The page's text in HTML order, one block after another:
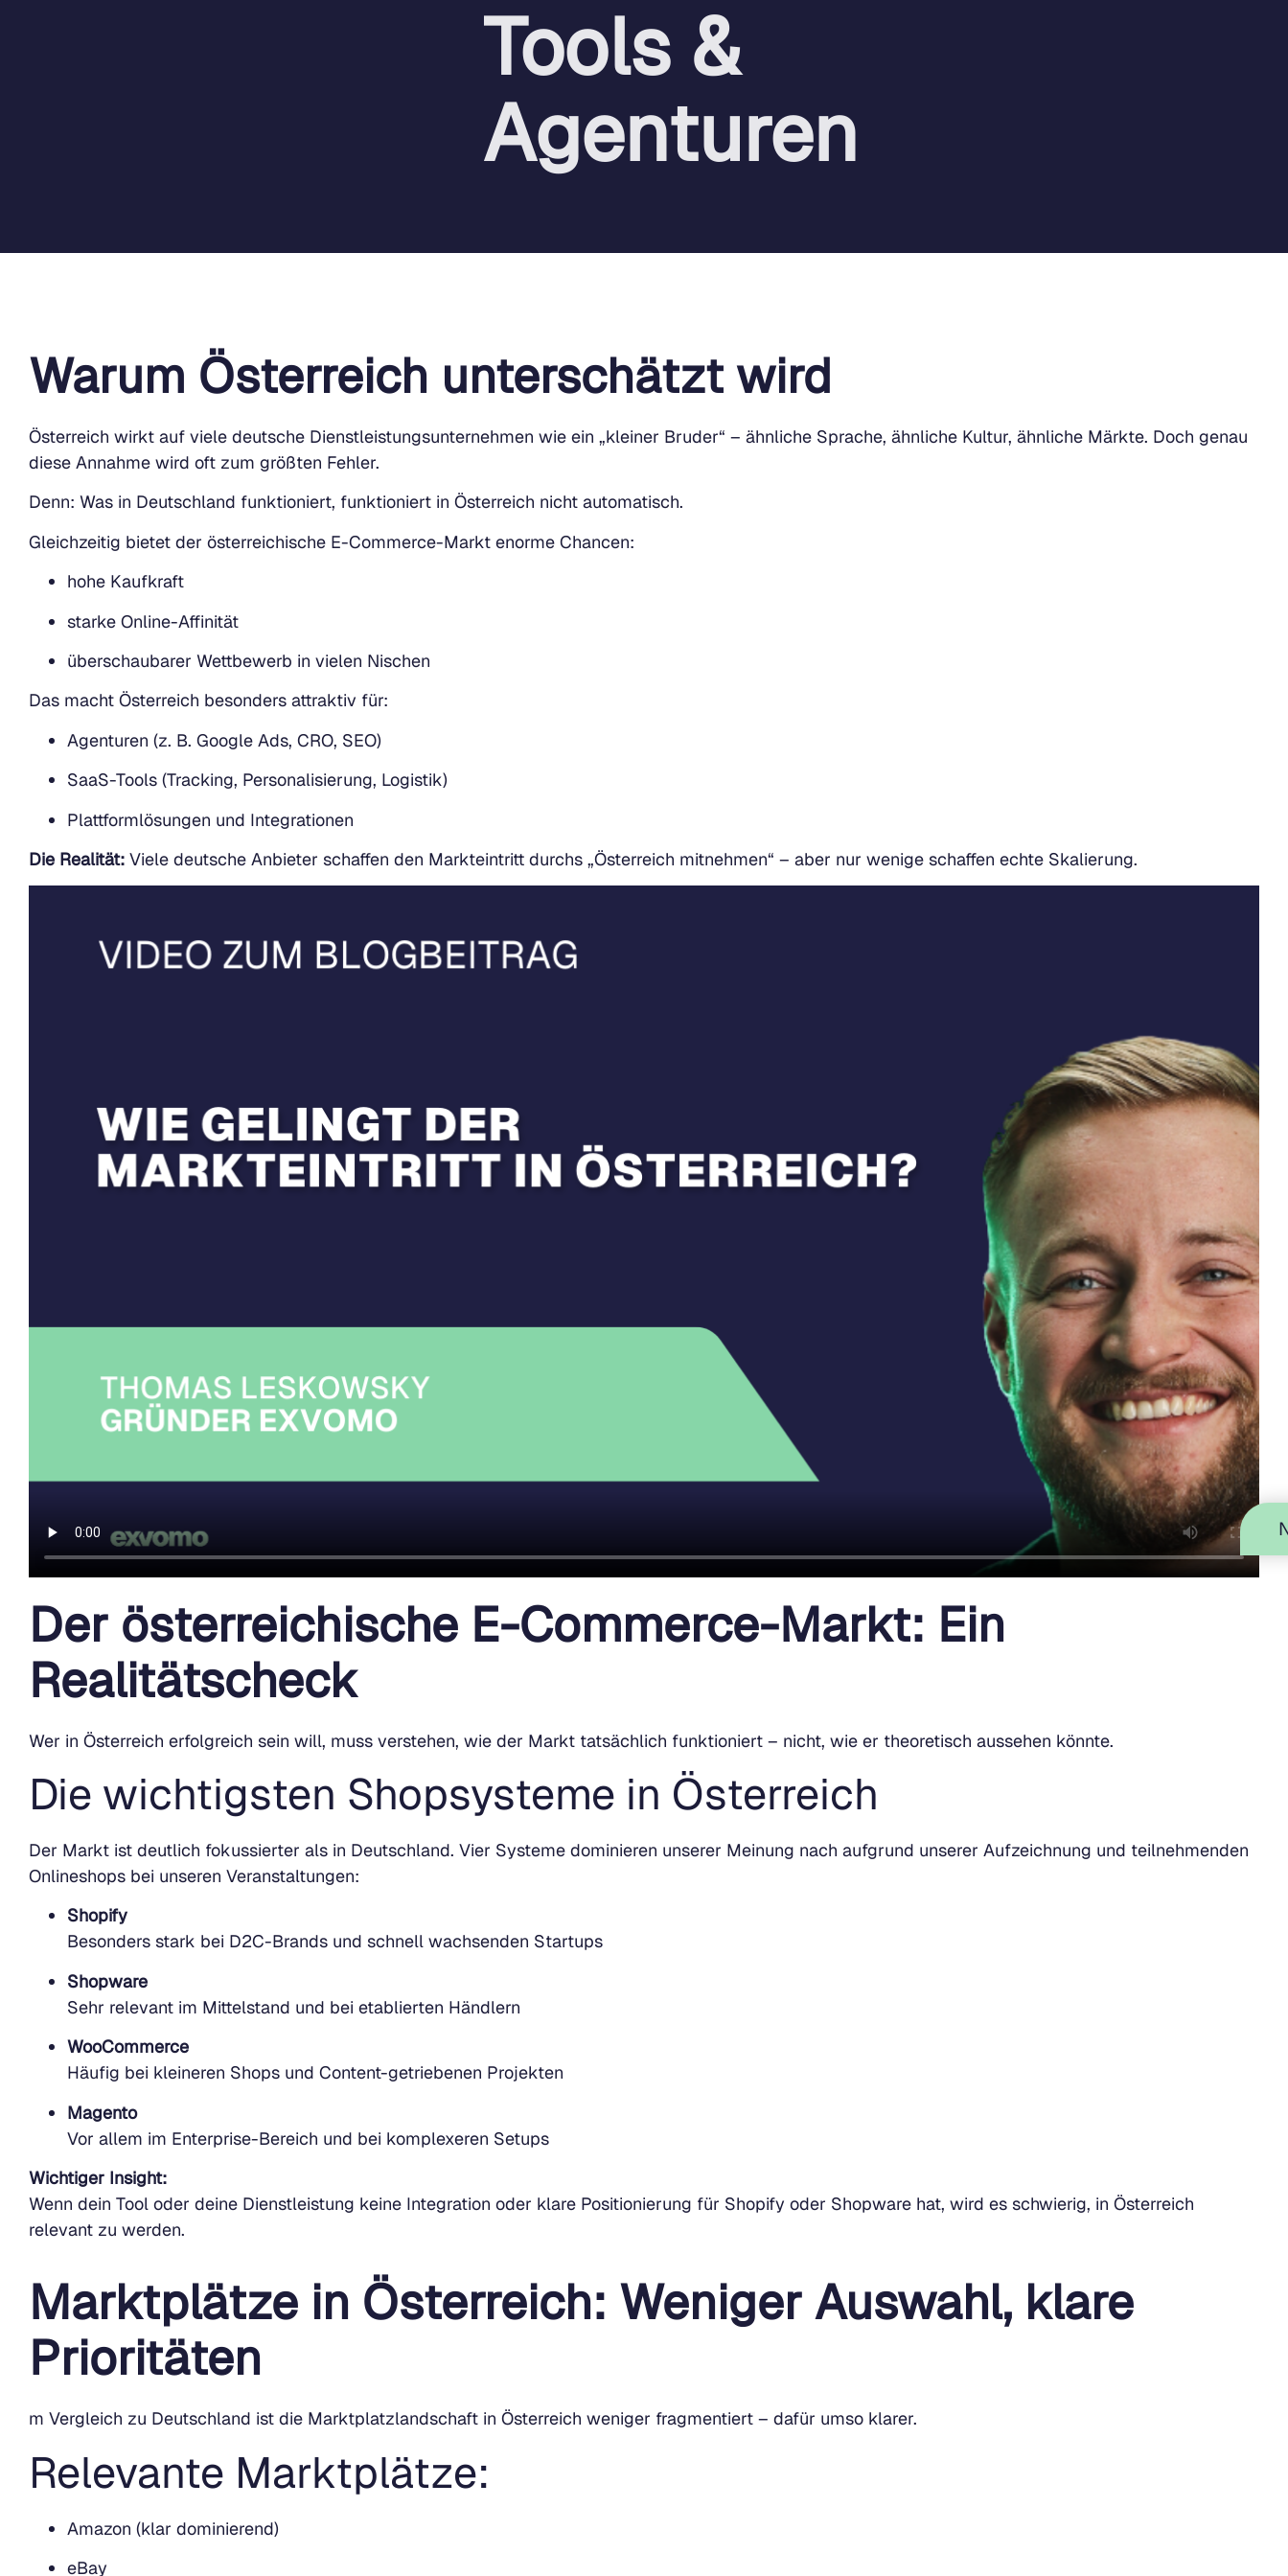
Tools &
Agenturen
Warum Österreich unterschätzt wird
Österreich wirkt auf viele deutsche Dienstleistungsunternehmen wie ein „kleiner Bruder“ – ähnliche Sprache, ähnliche Kultur, ähnliche Märkte. Doch genau
diese Annahme wird oft zum größten Fehler.
Denn: Was in Deutschland funktioniert, funktioniert in Österreich nicht automatisch.
Gleichzeitig bietet der österreichische E-Commerce-Markt enorme Chancen:
hohe Kaufkraft
starke Online-Affinität
überschaubarer Wettbewerb in vielen Nischen
Das macht Österreich besonders attraktiv für:
Agenturen (z. B. Google Ads, CRO, SEO)
SaaS-Tools (Tracking, Personalisierung, Logistik)
Plattformlösungen und Integrationen
Die Realität: Viele deutsche Anbieter schaffen den Markteintritt durchs „Österreich mitnehmen“ – aber nur wenige schaffen echte Skalierung.
Der österreichische E-Commerce-Markt: Ein
Realitätscheck
Wer in Österreich erfolgreich sein will, muss verstehen, wie der Markt tatsächlich funktioniert – nicht, wie er theoretisch aussehen könnte.
Die wichtigsten Shopsysteme in Österreich
Der Markt ist deutlich fokussierter als in Deutschland. Vier Systeme dominieren unserer Meinung nach aufgrund unserer Aufzeichnung und teilnehmenden
Onlineshops bei unseren Veranstaltungen:
Shopify
Besonders stark bei D2C-Brands und schnell wachsenden Startups
Shopware
Sehr relevant im Mittelstand und bei etablierten Händlern
WooCommerce
Häufig bei kleineren Shops und Content-getriebenen Projekten
Magento
Vor allem im Enterprise-Bereich und bei komplexeren Setups
Wichtiger Insight:
Wenn dein Tool oder deine Dienstleistung keine Integration oder klare Positionierung für Shopify oder Shopware hat, wird es schwierig, in Österreich
relevant zu werden.
Marktplätze in Österreich: Weniger Auswahl, klare
Prioritäten
m Vergleich zu Deutschland ist die Marktplatzlandschaft in Österreich weniger fragmentiert – dafür umso klarer.
Relevante Marktplätze:
Amazon (klar dominierend)
eBay